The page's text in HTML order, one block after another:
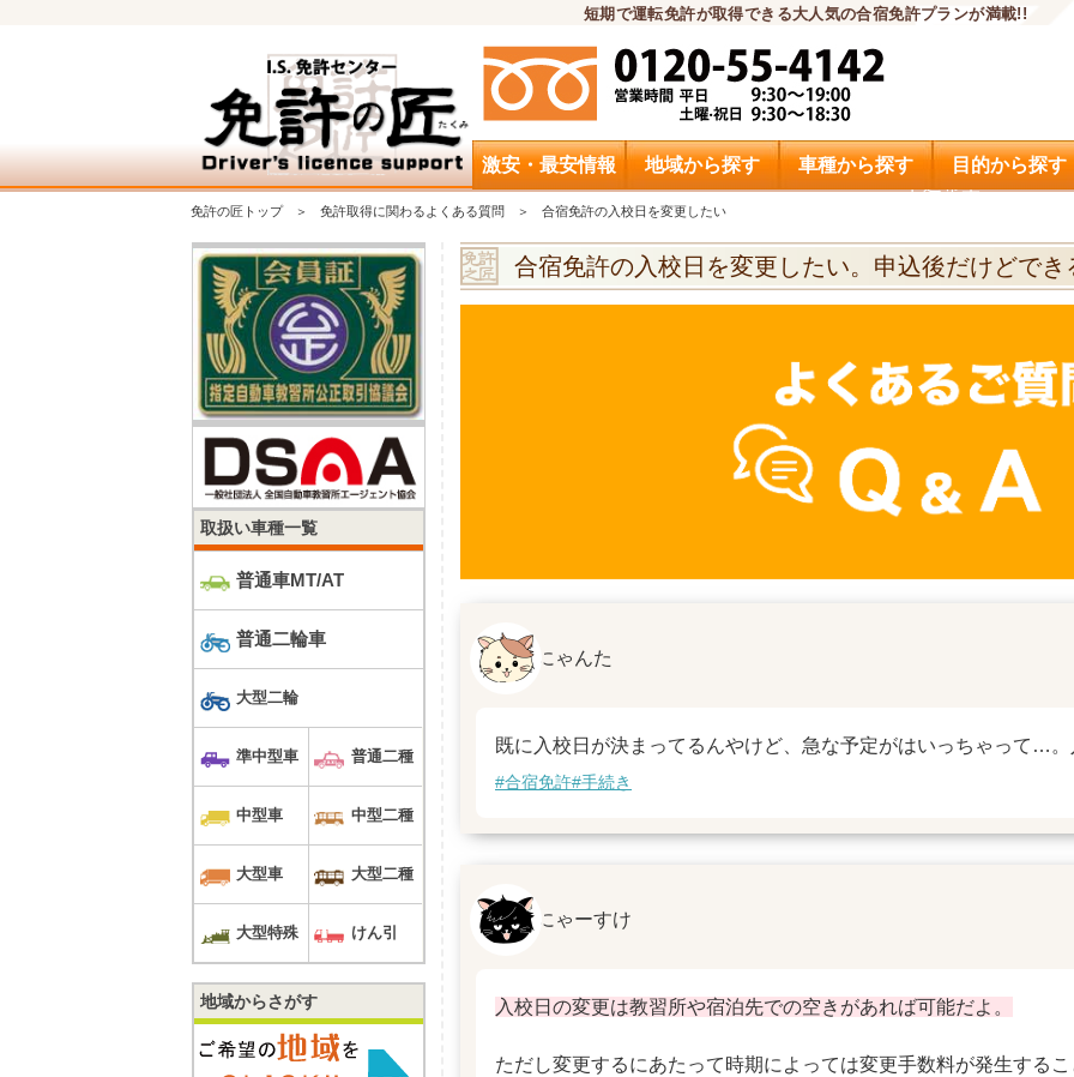
短期で運転免許が取得できる大人気の合宿免許プランが満載!!
激安・最安情報 地域から探す 車種から探す 目的から探す
免許の匠トップ 免許取得に関わるよくある質問 合宿免許の入校日を変更したい
合宿免許の入校日を変更したい。申込後だけどでき
にゃんた
既に入校日が決まってるんやけど、急な予定がはいっちゃって…
#合宿免許#手続き
にゃーすけ
入校日の変更は教習所や宿泊先での空きがあれば可能だよ。
ただし変更するにあたって時期によっては変更手数料が発生する
取扱い車種一覧
普通車MT/AT
普通二輪車
大型二輪
準中型車 普通二種
中型車 中型二種
大型車 大型二種
大型特殊 けん引
地域からさがす